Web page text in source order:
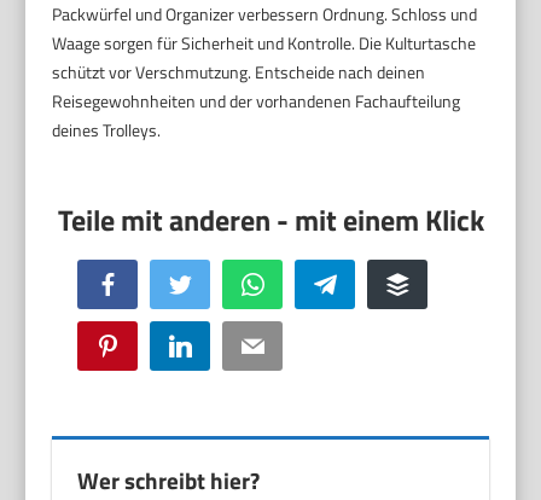
Packwürfel und Organizer verbessern Ordnung. Schloss und
Waage sorgen für Sicherheit und Kontrolle. Die Kulturtasche
schützt vor Verschmutzung. Entscheide nach deinen
Reisegewohnheiten und der vorhandenen Fachaufteilung
deines Trolleys.
Facebook Twitter WhatsApp Telegram Buffer
Pinterest LinkedIn Email
Wer schreibt hier?